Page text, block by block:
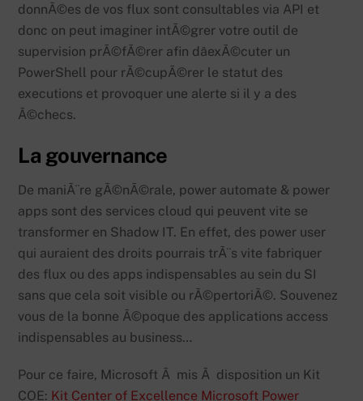
donnÃ©es de vos flux sont consultables via API et
donc on peut imaginer intÃ©grer votre outil de
supervision prÃ©fÃ©rer afin dâexÃ©cuter un
PowerShell pour rÃ©cupÃ©rer le statut des
executions et provoquer une alerte si il y a des
Ã©checs.
La gouvernance
De maniÃ¨re gÃ©nÃ©rale, power automate & power
apps sont des services cloud qui peuvent vite se
transformer en Shadow IT. En effet, des power user
qui auraient des droits pourrais trÃ¨s vite fabriquer
des flux ou des apps indispensables au sein du SI
sans que cela soit visible ou rÃ©pertoriÃ©. Souvenez
vous de la bonne Ã©poque des applications access
indispensables au business…
Pour ce faire, Microsoft Ã mis Ã disposition un Kit
COE: Kit Center of Excellence Microsoft Power